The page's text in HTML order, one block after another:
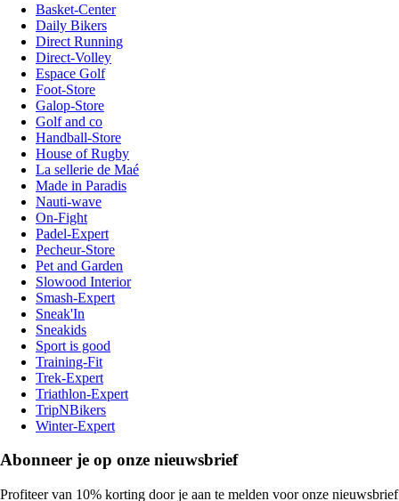
Basket-Center
Daily Bikers
Direct Running
Direct-Volley
Espace Golf
Foot-Store
Galop-Store
Golf and co
Handball-Store
House of Rugby
La sellerie de Maé
Made in Paradis
Nauti-wave
On-Fight
Padel-Expert
Pecheur-Store
Pet and Garden
Slowood Interior
Smash-Expert
Sneak'In
Sneakids
Sport is good
Training-Fit
Trek-Expert
Triathlon-Expert
TripNBikers
Winter-Expert
Abonneer je op onze nieuwsbrief
Profiteer van 10% korting door je aan te melden voor onze nieuwsbrief